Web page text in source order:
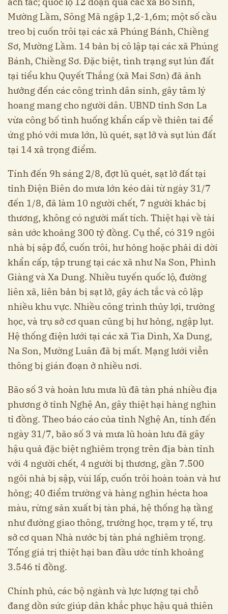
Mường Lầm, Sông Mã ngập 1,2-1,6m; một số cầu
treo bị cuốn trôi tại các xã Phúng Bánh, Chiềng
Sơ, Mường Lầm. 14 bản bị cô lập tại các xã Phúng
Bánh, Chiềng Sơ. Đặc biệt, tình trạng sụt lún đất
tại tiểu khu Quyết Thắng (xã Mai Sơn) đã ảnh
hưởng đến các công trình dân sinh, gây tâm lý
hoang mang cho người dân. UBND tỉnh Sơn La
vừa công bố tình huống khẩn cấp về thiên tai để
ứng phó với mưa lớn, lũ quét, sạt lở và sụt lún đất
tại 14 xã trọng điểm.
Tính đến 9h sáng 2/8, đợt lũ quét, sạt lở đất tại
tỉnh Điện Biên do mưa lớn kéo dài từ ngày 31/7
đến 1/8, đã làm 10 người chết, 7 người khác bị
thương, không có người mất tích. Thiệt hại về tài
sản ước khoảng 300 tỷ đồng. Cụ thể, có 319 ngôi
nhà bị sập đổ, cuốn trôi, hư hỏng hoặc phải di dời
khẩn cấp, tập trung tại các xã như Na Son, Phình
Giàng và Xa Dung. Nhiều tuyến quốc lộ, đường
liên xã, liên bản bị sạt lở, gây ách tắc và cô lập
nhiều khu vực. Nhiều công trình thủy lợi, trường
học, và trụ sở cơ quan cũng bị hư hỏng, ngập lụt.
Hệ thống điện lưới tại các xã Tìa Dình, Xa Dung,
Na Son, Mường Luân đã bị mất. Mạng lưới viễn
thông bị gián đoạn ở nhiều nơi.
Bão số 3 và hoàn lưu mưa lũ đã tàn phá nhiều địa
phương ở tỉnh Nghệ An, gây thiệt hại hàng nghìn
tỉ đồng. Theo báo cáo của tỉnh Nghệ An, tính đến
ngày 31/7, bão số 3 và mưa lũ hoàn lưu đã gây
hậu quả đặc biệt nghiêm trọng trên địa bàn tỉnh
với 4 người chết, 4 người bị thương, gần 7.500
ngôi nhà bị sập, vùi lấp, cuốn trôi hoàn toàn và hư
hỏng; 40 điểm trường và hàng nghìn hécta hoa
màu, rừng sản xuất bị tàn phá, hệ thống hạ tầng
như đường giao thông, trường học, trạm y tế, trụ
sở cơ quan Nhà nước bị tàn phá nghiêm trọng.
Tổng giá trị thiệt hại ban đầu ước tính khoảng
3.546 tỉ đồng.
Chính phủ, các bộ ngành và lực lượng tại chỗ
đang dồn sức giúp dân khắc phục hậu quả thiên